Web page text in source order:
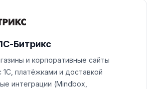
Битрикс
и корпоративные сайты
1С, платёжками и доставкой
интеграции (Mindbox,